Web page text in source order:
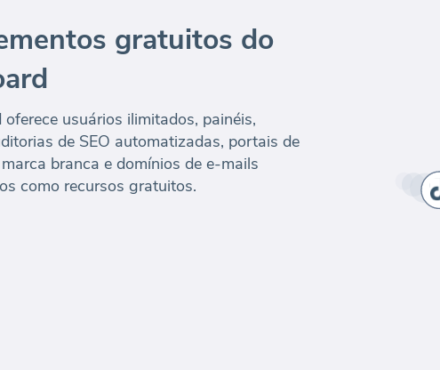
gratuitos do
usuários ilimitados, painéis,
de SEO automatizadas, portais de
branca e domínios de e-mails
como recursos gratuitos.